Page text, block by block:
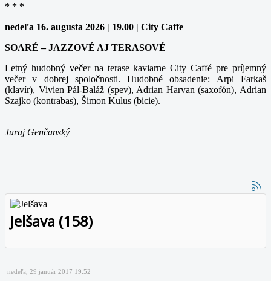
* * *
nedeľa 16. augusta 2026 | 19.00 | City Caffe
SOARÉ – JAZZOVÉ AJ TERASOVÉ
Letný hudobný večer na terase kaviarne City Caffé pre príjemný
večer v dobrej spoločnosti. Hudobné obsadenie: Arpi Farkaš
(klavír), Vivien Pál-Baláž (spev), Adrian Harvan (saxofón), Adrian
Szajko (kontrabas), Šimon Kulus (bicie).
Juraj Genčanský
Jelšava (158)
nedeľa, 29 január 2017 19:52